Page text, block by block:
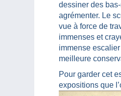
dessiner des
agrémenter. Le
vue à force de
immenses et
immense
meilleure
Pour garder cet
expositions que